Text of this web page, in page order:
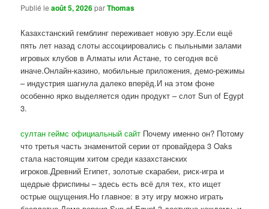
Publié leaoût 5, 2026parThomas
Казахстанский гемблинг переживает новую эру.Если ещё
пять лет назад слоты ассоциировались с пыльными залами
игровых клубов в Алматы или Астане, то сегодня всё
иначе.Онлайн-казино, мобильные приложения, демо-режимы
– индустрия шагнула далеко вперёд.И на этом фоне
особенно ярко выделяется один продукт – слот Sun of Egypt
3.
султан геймс официальный сайт Почему именно он? Потому
что третья часть знаменитой серии от провайдера 3 Oaks
стала настоящим хитом среди казахстанских
игроков.Древний Египет, золотые скарабеи, риск-игра и
щедрые фриспины – здесь есть всё для тех, кто ищет
острые ощущения.Но главное: в эту игру можно играть